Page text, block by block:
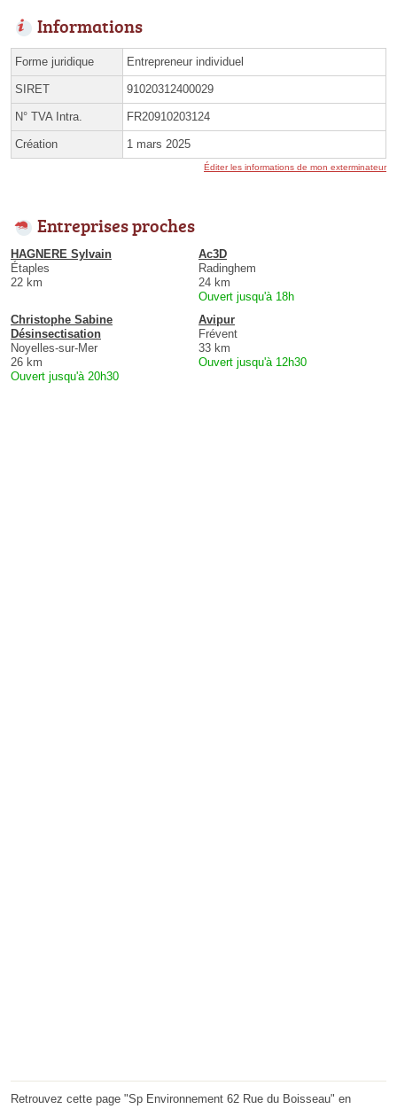
Informations
Forme juridique Entrepreneur individuel
SIRET 91020312400029
N° TVA Intra. FR20910203124
Création 1 mars 2025
Éditer les informations de mon exterminateur
Entreprises proches
HAGNERE Sylvain
Étaples
22 km
Ac3D
Radinghem
24 km
Ouvert jusqu'à 18h
Christophe Sabine
Désinsectisation
Noyelles-sur-Mer
26 km
Ouvert jusqu'à 20h30
Avipur
Frévent
33 km
Ouvert jusqu'à 12h30
Retrouvez cette page "Sp Environnement 62 Rue du Boisseau" en